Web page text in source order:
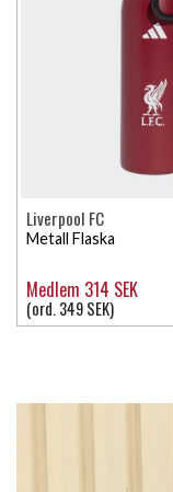
Liverpool FC
Metall Flaska
Medlem 314 SEK
(ord. 349 SEK)